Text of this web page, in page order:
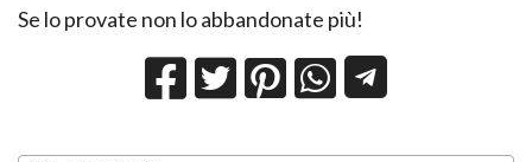
Se lo provate non lo abbandonate più!